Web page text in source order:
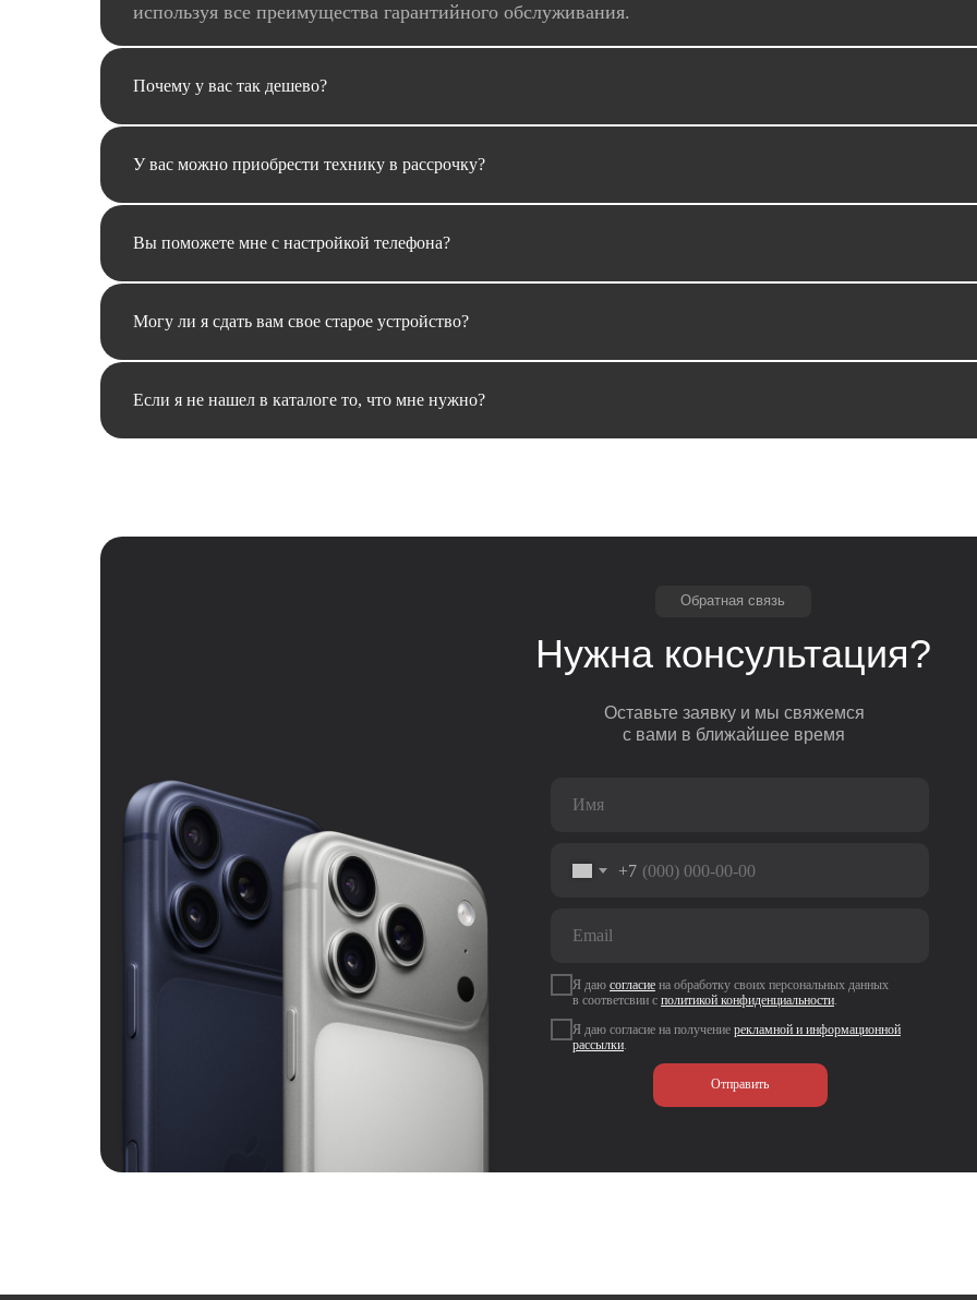
используя все преимущества гарантийного обслуживания.
Почему у вас так дешево?
У вас можно приобрести технику в рассрочку?
Вы поможете мне с настройкой телефона?
Могу ли я сдать вам свое старое устройство?
Если я не нашел в каталоге то, что мне нужно?
+7
Я даю согласие на обработку своих персональных данных
в соответсвии с политикой конфиденциальности
Я даю согласие на получение рекламной и информационной
рассылки
Отправить
Нужна консультация?
Обратная связь
Оставьте заявку и мы свяжемся
с вами в ближайшее время